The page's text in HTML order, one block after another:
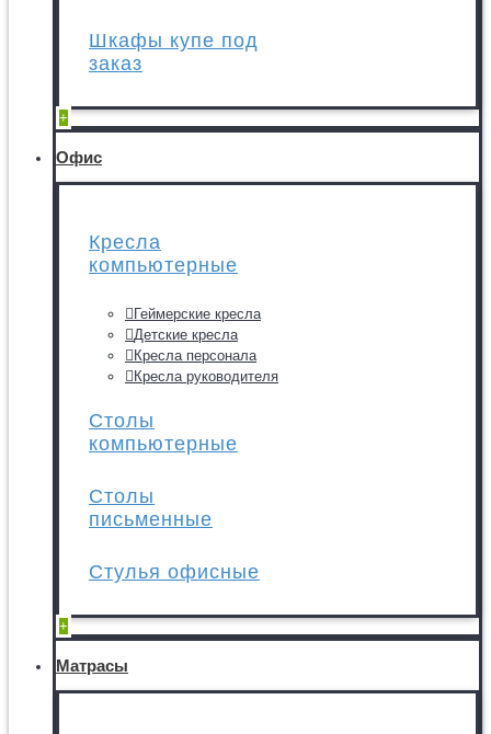
Шкафы купе под
заказ
+
Офис
Кресла
компьютерные
Геймерские кресла
Детские кресла
Кресла персонала
Кресла руководителя
Столы
компьютерные
Столы
письменные
Стулья офисные
+
Матрасы